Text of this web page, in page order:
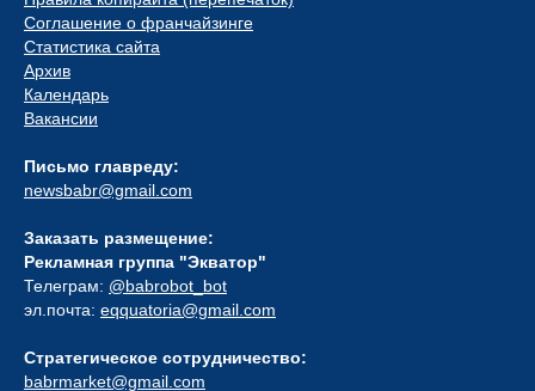
Соглашение о франчайзинге
Статистика сайта
Архив
Календарь
Вакансии
Письмо главреду:
newsbabr@gmail.com
Заказать размещение:
Рекламная группа "Экватор"
Телеграм: @babrobot_bot
эл.почта: eqquatoria@gmail.com
Стратегическое сотрудничество:
babrmarket@gmail.com